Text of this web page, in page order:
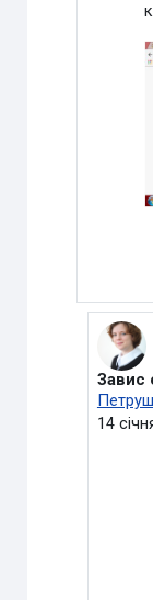
У
Завис
14